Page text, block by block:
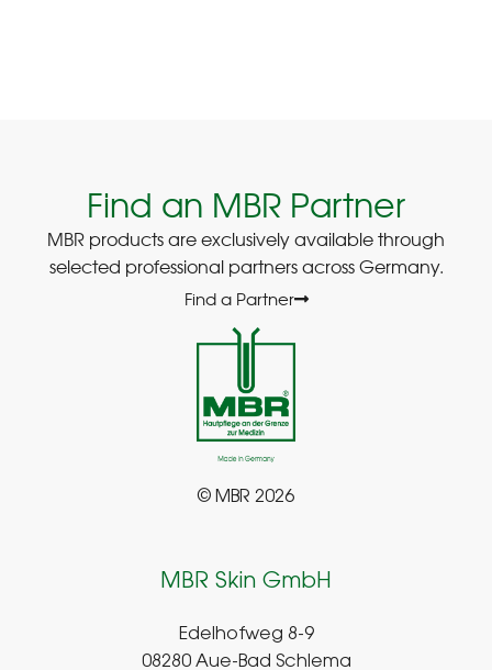
Find an MBR Partner
MBR products are exclusively available through
selected professional partners across Germany.
Find a Partner
© MBR 2026
MBR Skin GmbH
Edelhofweg 8-9
08280 Aue-Bad Schlema